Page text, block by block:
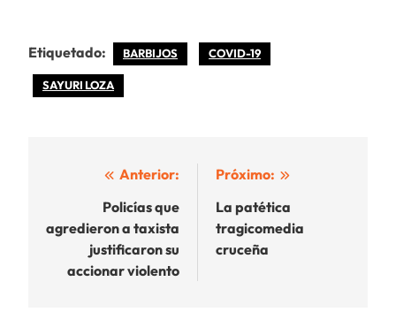
Etiquetado: BARBIJOS COVID-19
SAYURI LOZA
Navegación
entradas
Anterior:
Policías que
agredieron a taxista
justificaron su
accionar violento
Próximo:
La patética
tragicomedia
cruceña